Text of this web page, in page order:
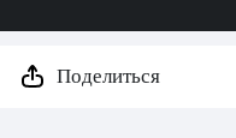
Поделиться